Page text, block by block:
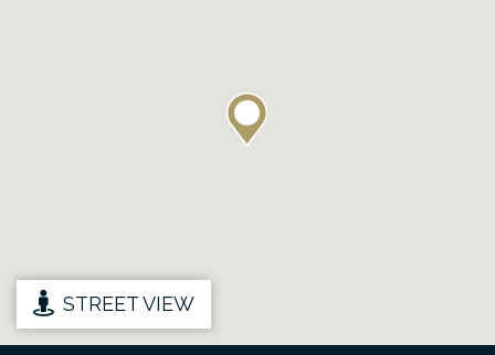
STREET VIEW